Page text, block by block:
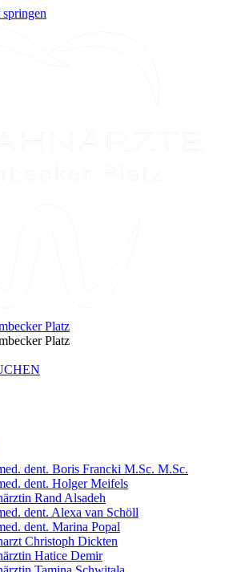
dent. Boris Francki M.Sc. M.Sc.
dent. Holger Meifels
Rand Alsadeh
dent. Alexa van Schöll
dent. Marina Popal
Christoph Dickten
Hatice Demir